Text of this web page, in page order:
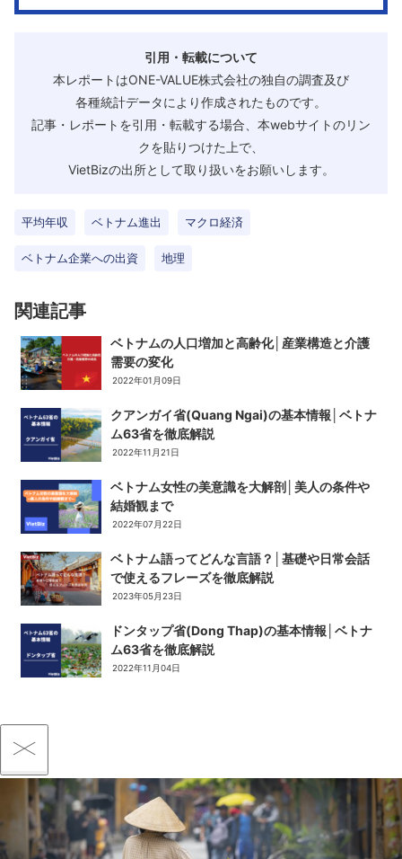
引用・転載について
本レポートはONE-VALUE株式会社の独自の調査及び
各種統計データにより作成されたものです。
記事・レポートを引用・転載する場合、本webサイトのリン
クを貼りつけた上で、
VietBizの出所として取り扱いをお願いします。
平均年収 ベトナム進出 マクロ経済
ベトナム企業への出資 地理
関連記事
ベトナムの人口増加と高齢化│産業構造と介護
需要の変化
2022年01月09日
クアンガイ省(Quang Ngai)の基本情報│ベトナ
ム63省を徹底解説
2022年11月21日
ベトナム女性の美意識を大解剖│美人の条件や
結婚観まで
2022年07月22日
ベトナム語ってどんな言語？│基礎や日常会話
で使えるフレーズを徹底解説
2023年05月23日
ドンタップ省(Dong Thap)の基本情報│ベトナ
ム63省を徹底解説
2022年11月04日